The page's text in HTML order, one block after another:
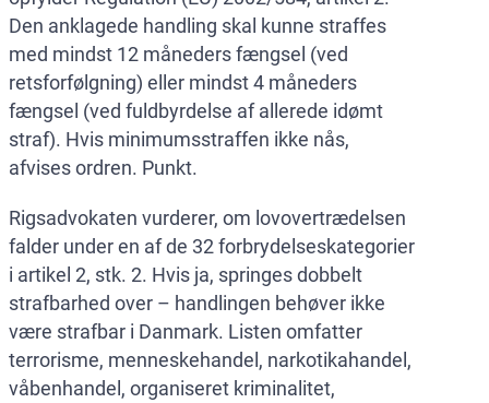
Den anklagede handling skal kunne straffes
med mindst 12 måneders fængsel (ved
retsforfølgning) eller mindst 4 måneders
fængsel (ved fuldbyrdelse af allerede idømt
straf). Hvis minimumsstraffen ikke nås,
afvises ordren. Punkt.
Rigsadvokaten vurderer, om lovovertrædelsen
falder under en af de 32 forbrydelseskategorier
i artikel 2, stk. 2. Hvis ja, springes dobbelt
strafbarhed over – handlingen behøver ikke
være strafbar i Danmark. Listen omfatter
terrorisme, menneskehandel, narkotikahandel,
våbenhandel, organiseret kriminalitet,